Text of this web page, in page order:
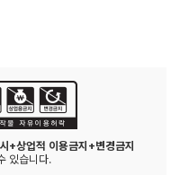
+상업적 이용금지+변경금지
있습니다.